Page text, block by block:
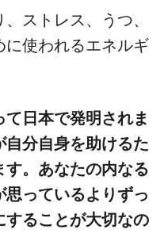
ストレス、うつ、
に使われるエネルギ
日本で発明されま
自分自身を助けるた
。あなたの内なる
っているよりずっ
することが大切なの